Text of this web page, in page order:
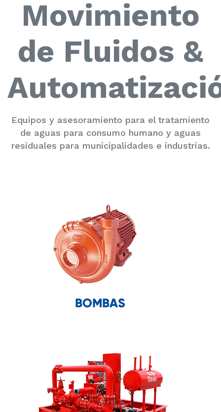
Movimiento
de Fluidos &
Equipos y asesoramiento para el tratamiento
de aguas para consumo humano y aguas
residuales para municipalidades e industrias.